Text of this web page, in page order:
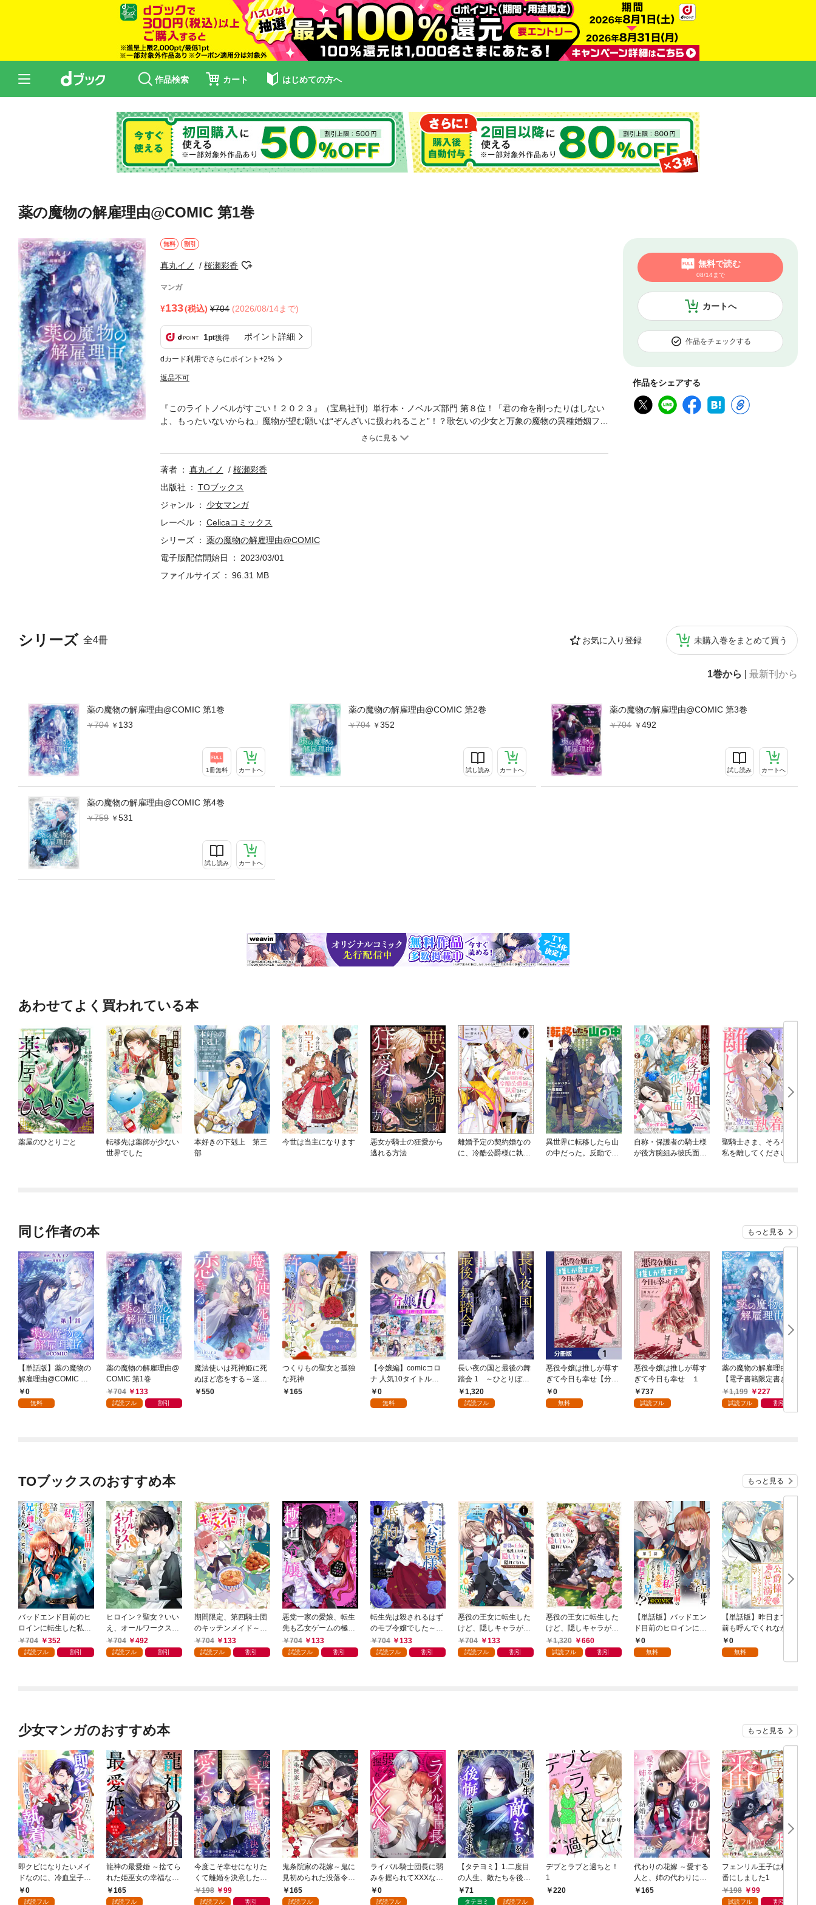
作品検索 カート はじめての方へ
薬の魔物の解雇理由@COMIC 第1巻
無料 割引
真丸イノ 桜瀬彩香
マンガ
133(税込) 704 (2026/08/14まで)
1pt獲得 ポイント詳細
dカード利用でさらにポイント+2%
返品不可
カートへ
無料で読む
08/14まで
作品をチェックする
作品をシェアする
シリーズ 全4冊 お気に入り登録 未購入巻をまとめて買う
1巻から 最新刊から
薬の魔物の解雇理由@COMIC 第1巻
704
133
1冊無料 カートへ
薬の魔物の解雇理由@COMIC 第2巻
704
352
試し読み カートへ
薬の魔物の解雇理由@COMIC 第3巻
704
492
試し読み カートへ
薬の魔物の解雇理由@COMIC 第4巻
759
531
試し読み カートへ
『このライトノベルがすごい！２０２３』（宝島社刊）単行本・ノベルズ部門 第８位！「君の命を削ったりはしない
よ、もったいないからね」魔物が望む願いは“ぞんざいに扱われること”！？歌乞いの少女と万象の魔物の異種婚姻ファ
ンタジー！待望のコミカライズ第１巻！【あらすじ】ネアは歌乞いだ。おとぎの世界に焦がれる彼女は不思議な森に
て……。祝祭美食な日常の中、時に切なく、時に大惨事（？）が紡がれる異種婚姻ファンタジー！人と人ならざる者
たちが共に季節を巡る、美しくも儚い世界を覗いてみませんか？
著者 真丸イノ
桜瀬彩香
出版社
TOブックス
ジャンル
少女マンガ
レーベル
Celicaコミックス
シリーズ
薬の魔物の解雇理由@COMIC
電子版配信開始日
2023/03/01
ファイルサイズ
96.31 MB
あわせてよく買われている本
薬屋のひとりごと
転移先は薬師が少ない
世界でした
本好きの下剋上 第三
部
今世は当主になります
悪女が騎士の狂愛から
逃れる方法
離婚予定の契約婚なの
に、冷酷公爵様に執着
異世界に転移したら山
の中だった。反動で強
自称・保護者の騎士様
が後方腕組み彼氏面で
聖騎士さま、そろそろ
私を離してください！
～用済み聖女は育てた
同じ作者の本 もっと見る
【単話版】薬の魔物の
解雇理由@COMIC 第1
話0
無料
薬の魔物の解雇理由@
COMIC 第1巻
704
133
試読フル 割引
魔法使いは死神姫に死
ぬほど恋をする～迷惑
な祝福を受けたふたり
550
つくりもの聖女と孤独
な死神
165
【令嬢編】comicコロ
ナ 人気10タイトル試
し読み冊子
0
無料
長い夜の国と最後の舞
踏会 1 ～ひとりぼっ
ちの公爵令嬢と真夜中
の精霊～
1,320
試読フル
悪役令嬢は推しが尊す
ぎて今日も幸せ【分冊
版】 1
0
無料
悪役令嬢は推しが尊す
ぎて今日も幸せ １
737
試読フル
薬の魔物の解雇理由
【電子書籍限定書き下
ろしSS付き】
1,199 227
試読フル 割引
TOブックスのおすすめ本 もっと見る
バッドエンド目前のヒ
ロインに転生した私、
今世では恋愛するつも
りがチートな兄が離し
704 352
試読フル 割引
ヒロイン？聖女？いい
え、オールワークスメ
イドです（誇）！@C
OMIC 第1巻
704 492
試読フル 割引
期間限定、第四騎士団
のキッチンメイド～結
婚したくないので就職
しました～@COMIC
704 133
試読フル 割引
悪党一家の愛娘、転生
先も乙女ゲームの極道
令嬢でした。～最上級
ランクの悪役さま、そ
704 133
試読フル 割引
転生先は殺されるはず
のモブ令嬢でした～見
知らぬ公爵様との婚約
は想定外です～@COM
704 133
試読フル 割引
悪役の王女に転生した
けど、隠しキャラが隠
れてない。～光差す世
界で君と～@COMIC
704 133
試読フル 割引
悪役の王女に転生した
けど、隠しキャラが隠
れてない。【電子書籍
限定書き下ろしSS付
1,320 660
試読フル 割引
【単話版】バッドエン
ド目前のヒロインに転
生した私、今世では恋
愛するつもりがチート
0
無料
【単話版】昨日まで名
前も呼んでくれなかっ
た公爵様が、急に溺愛
してくるのですが？@
0
無料
少女マンガのおすすめ本 もっと見る
即クビになりたいメイ
ドなのに、冷血皇子に
執着されています第1
話
0
試読フル
龍神の最愛婚 ～捨てら
れた姫巫女の幸福な嫁
入り～: 1
165
試読フル
今度こそ幸せになりた
くて離婚を決意したと
ころ、無表情な旦那様
が「愛してる」と言っ
198 99
試読フル 割引
鬼条院家の花嫁～鬼に
見初められた没落令嬢
～１165
試読フル
ライバル騎士団長に弱
みを握られてXXXな勝
負をすることになりま
した第1話
0
試読フル
【タテヨミ】1.二度目
の人生、敵たちを後悔
させてみせます
71
タテヨミ 試読フル
デブとラブと過ちと！
1
220
代わりの花嫁 ～愛する
人と、姉の代わりに結
婚します～ 1
165
フェンリル王子は私を
番にしました1
198
99
試読フル 割引